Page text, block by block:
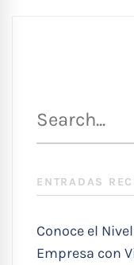
para
ENTRADAS
Conoce el
Empresa con